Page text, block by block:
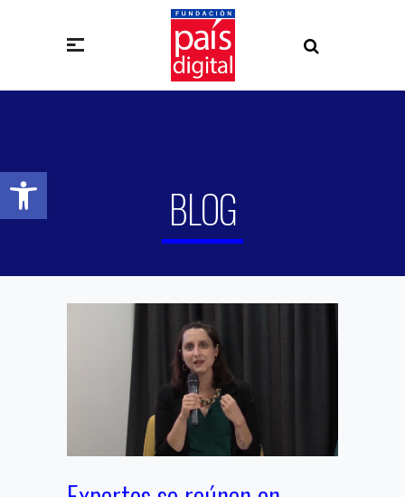
Abrir barra de herramientas
BLOG